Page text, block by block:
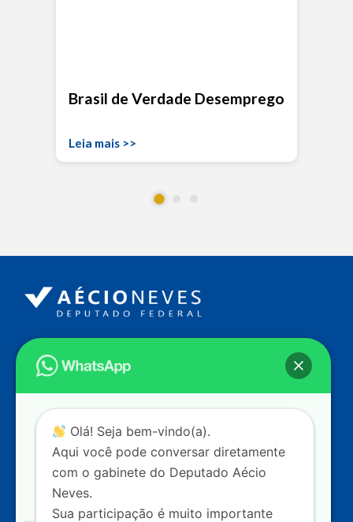
Brasil de Verdade Desemprego
Leia mais >>
Endereço
Câmara dos Deputados
Ed. Principal, Ala C – Gabinete
Contato
dep.aecioneves@camara.leg.br
+55 (61) 3215-5964
+55 (31) 3261-0121
Olá! Seja bem-vindo(a).
Aqui você pode conversar diretamente
com o gabinete do Deputado Aécio
Neves.
Sua participação é muito importante